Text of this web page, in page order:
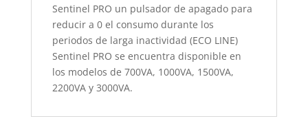
Sentinel PRO un pulsador de apagado para
reducir a 0 el consumo durante los
periodos de larga inactividad (ECO LINE)
Sentinel PRO se encuentra disponible en
los modelos de 700VA, 1000VA, 1500VA,
2200VA y 3000VA.